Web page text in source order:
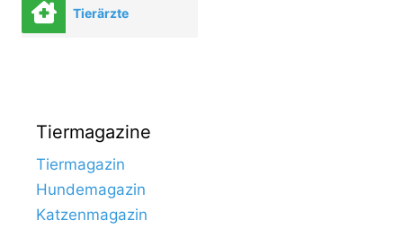
Tierärzte
Tiermagazine
Tiermagazin
Hundemagazin
Katzenmagazin